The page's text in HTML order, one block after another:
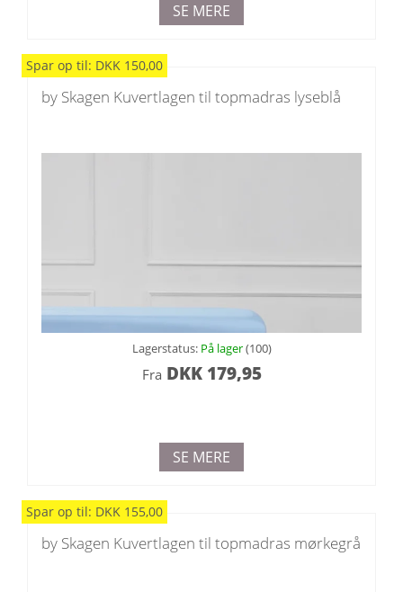
SE MERE
Spar op til: DKK 150,00
by Skagen Kuvertlagen til topmadras lyseblå
Lagerstatus: På lager(100)
Fra DKK179,95
SE MERE
Spar op til: DKK 155,00
by Skagen Kuvertlagen til topmadras mørkegrå